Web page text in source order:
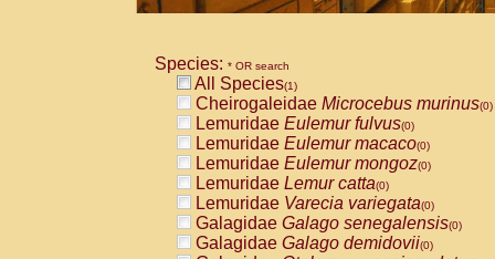
Species: * OR search
All Species(1)
Cheirogaleidae Microcebus murinus(0)
Lemuridae Eulemur fulvus(0)
Lemuridae Eulemur macaco(0)
Lemuridae Eulemur mongoz(0)
Lemuridae Lemur catta(0)
Lemuridae Varecia variegata(0)
Galagidae Galago senegalensis(0)
Galagidae Galago demidovii(0)